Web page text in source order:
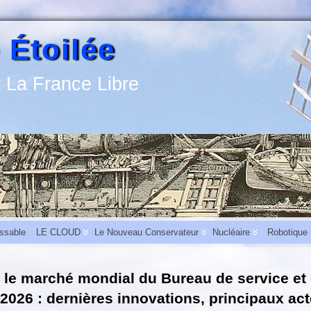
Étoilée
France Libre
LE CLOUD Le Nouveau Conservateur Nucléaire Robotique
L’aide au carburant pour les entreprises du bâtiment et des travaux
marché mondial du Bureau de service et
: dernières innovations, principaux